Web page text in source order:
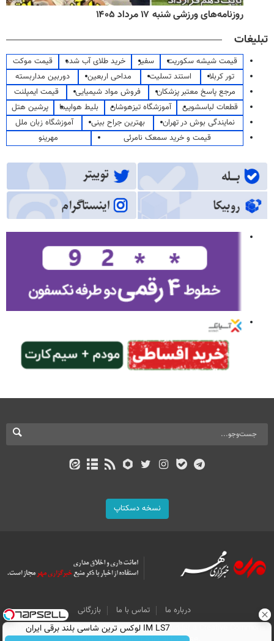
روزنامه‌های ورزشی شنبه ۱۷ مرداد ۱۴۰۵
تبلیغات
قیمت شیشه سکوریت سفیر خرید طلای آب شده
قیمت موکت
تور کربلا
استند تسلیت مداحی اربعین
دوربین مداربسته
مرجع پاسخ معتبر پزشکان
فروش مواد شیمیایی
قیمت ایمپلنت
قطعات لباسشویی
آموزشگاه تیزهوشان بلیط هواپیما
پرشین هتل
نمایندگی بوش در تهران
بهترین جراح بینی
آموزشگاه زبان ملل
قیمت و خرید سمعک نامرئی
مهرینو
نسخه دسکتاپ
درباره ما تماس با ما
بازرگانی
All Content by Mehr News Agency is licensed under a Creative Commons
IM LS7 لوکس ترین شاسی بلند برقی ایران